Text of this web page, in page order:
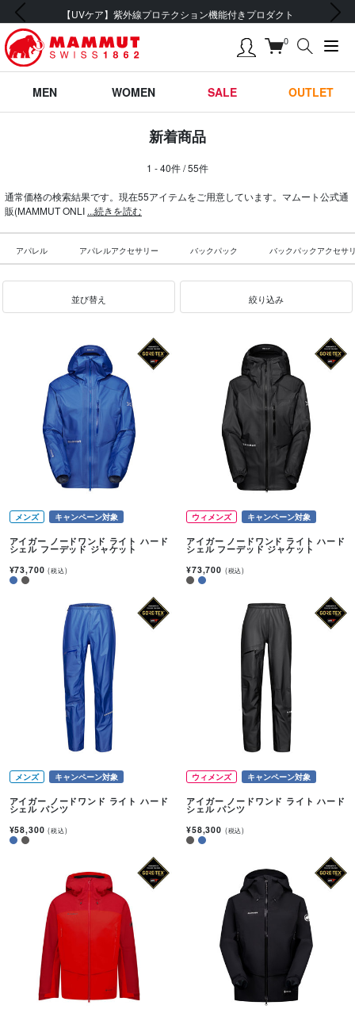
会員登録で【5,500円 (税込) 以上 送料無料】
前の画像 次の画像
0
MEN WOMEN SALE OUTLET
新着商品
1 - 40件 / 55件
通常価格の検索結果です。現在55アイテムをご用意しています。マムート公式通
販(MAMMUT ONLI ...続きを読む
アパレル アパレルアクセサリー バックパック バックパックアクセサ
並び替え 絞り込み
メンズ キャンペーン対象
アイガー ノードワンド ライト ハード
シェル フーデッド ジャケット
¥73,700(税込)
ウィメンズ キャンペーン対象
アイガー ノードワンド ライト ハード
シェル フーデッド ジャケット
¥73,700 (税込)
メンズ キャンペーン対象
アイガー ノードワンド ライト ハード
シェル パンツ
¥58,300(税込)
ウィメンズ キャンペーン対象
アイガー ノードワンド ライト ハード
シェル パンツ
¥58,300 (税込)